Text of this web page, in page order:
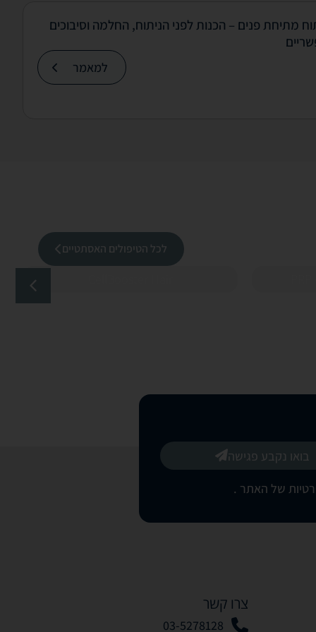
מתיחת פנים – הכנות לפני הניתוח, החלמה וסיבוכים
למאמר
לכל הטיפולים האסתטיים
של האתר .
בואו נקבע פגישה
צרו קשר
03-5278128